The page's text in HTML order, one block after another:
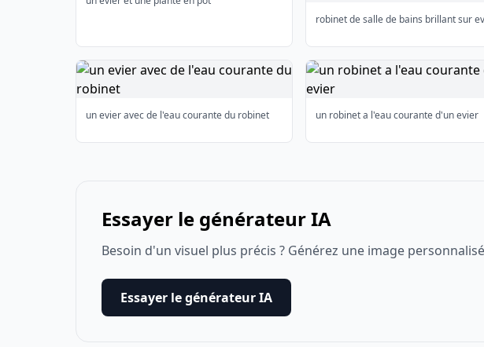
robinet de salle de bains brillant sur
un evier avec de l'eau courante du robinet un robinet a l'eau courante d'un evier
Essayer le générateur IA
Besoin d'un visuel plus précis ? Générez une image
Essayer le générateur IA